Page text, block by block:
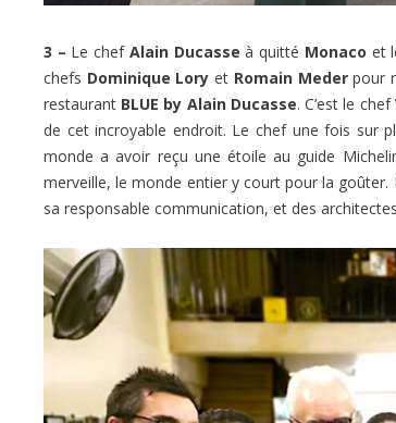
3 – Le chef Alain Ducasse à quitté Monaco et
chefs Dominique Lory et Romain Mederpour
restaurant BLUE by Alain Ducasse. C’est le chef
de cet incroyable endroit. Le chef une fois sur
monde a avoir reçu une étoile au guide
merveille, le monde entier y court pour la
sa responsable communication, et des architectes